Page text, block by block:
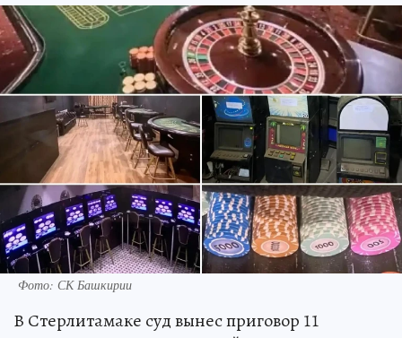
Фото: СК Башкирии
В Стерлитамаке суд вынес приговор 11